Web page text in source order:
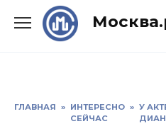
ГЛАВНАЯ » ИНТЕРЕСНО
СЕЙЧАС
» У